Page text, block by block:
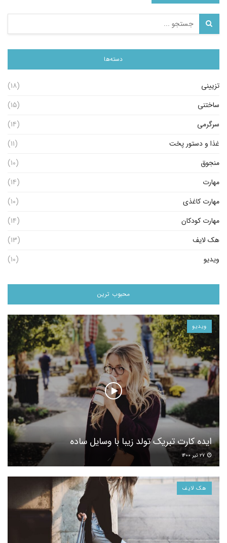
دسته‌ها
تزیینی
(۱۸)
ساختنی
(۱۵)
سرگرمی
(۱۴)
غذا و دستور پخت
(۱۱)
منجوق
(۱۰)
مهارت
(۱۴)
مهارت کاغذی
(۱۰)
مهارت کودکان
(۱۴)
هک لایف
(۱۳)
ویدیو
(۱۰)
محبوب ترین
ویدیو
ایده کارت تبریک تولد زیبا با وسایل ساده
هک لایف